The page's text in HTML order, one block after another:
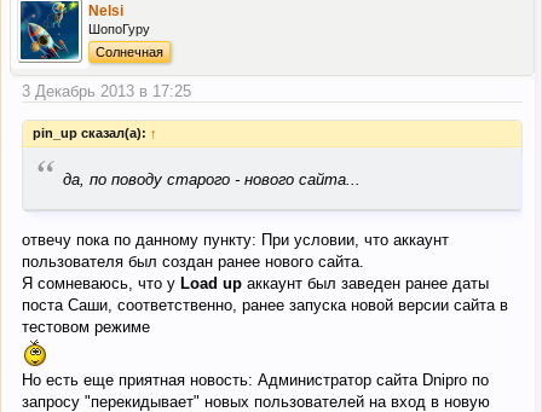
Nelsi
ШопоГуру
Солнечная
3 Декабрь 2013 в 17:25
pin_up сказал(а): ↑
“ да, по поводу старого - нового сайта...
отвечу пока по данному пункту: При условии, что аккаунт
пользователя был создан ранее нового сайта.
Я сомневаюсь, что у Load up аккаунт был заведен ранее даты
поста Саши, соответственно, ранее запуска новой версии сайта в
тестовом режиме
Но есть еще приятная новость: Администратор сайта Dnipro по
запросу "перекидывает" новых пользователей на вход в новую